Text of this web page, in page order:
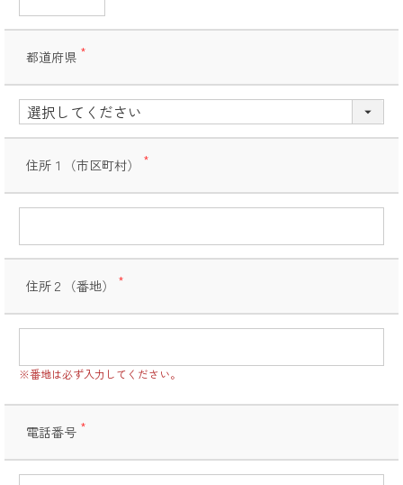
都道府県
須)
住所１（市区町村）
須)
住所２（番地）
須)
※番地は必ず入力してください。
電話番号
須)